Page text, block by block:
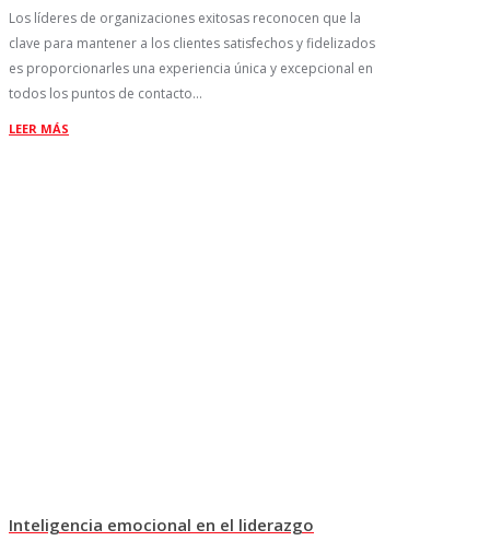
Los líderes de organizaciones exitosas reconocen que la
clave para mantener a los clientes satisfechos y fidelizados
es proporcionarles una experiencia única y excepcional en
todos los puntos de contacto…
LEER MÁS
Inteligencia emocional en el liderazgo